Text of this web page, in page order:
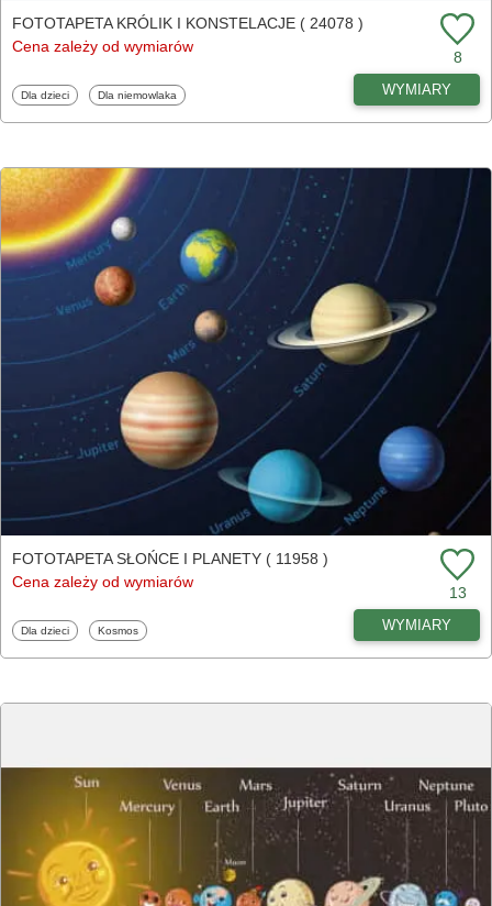
FOTOTAPETA KRÓLIK I KONSTELACJE ( 24078 )
Cena zależy od wymiarów
8
Fototapety
Dla dzieci Fototapety
Dla niemowlaka WYMIARY
FOTOTAPETA SŁOŃCE I PLANETY ( 11958 )
Cena zależy od wymiarów
13
Fototapety
Dla dzieci Fototapety
Kosmos WYMIARY